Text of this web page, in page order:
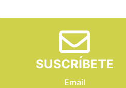
SUSCRÍBETE
Email